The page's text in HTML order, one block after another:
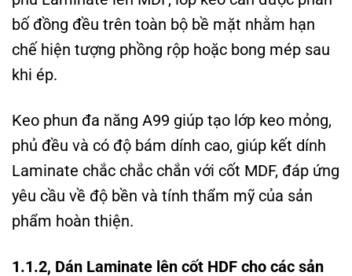
bố đồng đều trên toàn bộ bề mặt nhằm hạn
chế hiện tượng phồng rộp hoặc bong mép sau
khi ép.
Keo phun đa năng A99 giúp tạo lớp keo mỏng,
phủ đều và có độ bám dính cao, giúp kết dính
Laminate chắc chắc chắn với cốt MDF, đáp ứng
yêu cầu về độ bền và tính thẩm mỹ của sản
phẩm hoàn thiện.
1.1.2, Dán Laminate lên cốt HDF cho các sản